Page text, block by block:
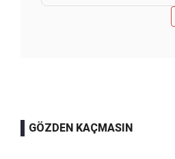
GÖZDEN KAÇMASIN